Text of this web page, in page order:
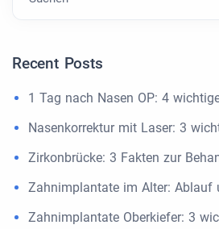
Recent Posts
1 Tag nach Nasen OP: 4
Nasenkorrektur mit Laser: 3
Zirkonbrücke: 3 Fakten zur
Zahnimplantate im Alter: Ablauf
Zahnimplantate Oberkiefer: 3